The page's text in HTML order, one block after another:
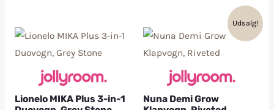
Lionelo MIKA Plus 3-in-1
Udsalg!
Nuna Demi Grow